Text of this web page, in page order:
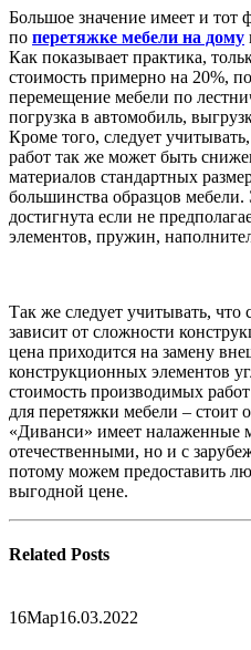
Большое значение имеет и тот
по перетяжке мебели на дому
Как показывает практика,
стоимость примерно на 20%,
перемещение мебели по
погрузка в автомобиль,
Кроме того, следует
работ так же может быть
материалов стандартных
большинства образцов
достигнута если не
элементов, пружин,
Так же следует учитывать,
зависит от сложности
цена приходится на замену
конструкционных элементов
стоимость производимых
для перетяжки мебели – стоит
«Диванси» имеет налаженные
отечественными, но и с
потому можем предоставить
выгодной цене.
Related Posts
16Мар16.03.2022